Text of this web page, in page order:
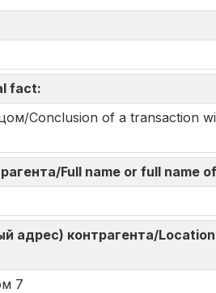
fact:
Conclusion of a transaction
Full name or full name
адрес) контрагента/
7